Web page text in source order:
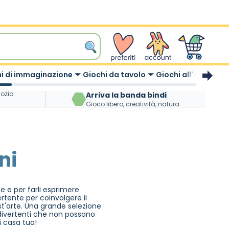
di immaginazione Giochi da tavolo Giochi all'aperto
wishlist Account Carrello
Arriva la banda bindi
Gioco libero, creatività, natura
e per farli esprimere
per coinvolgere il
Una grande selezione
che non possono
casa tua!